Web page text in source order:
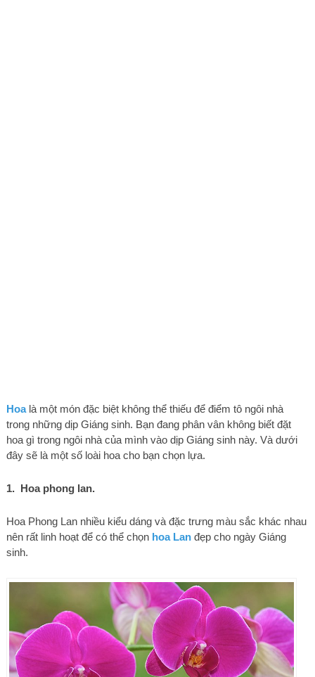
Hoalà một món đặc biệt không thể thiếu để điểm tô ngôi nhà
trong những dịp Giáng sinh. Bạn đang phân vân không biết đặt
hoa gì trong ngôi nhà của mình vào dịp Giáng sinh này. Và dưới
đây sẽ là một số loài hoa cho bạn chọn lựa.
1. Hoa phong lan.
Hoa Phong Lan nhiều kiểu dáng và đặc trưng màu sắc khác nhau
nên rất linh hoạt để có thể chọn hoa Lanđẹp cho ngày Giáng
sinh.